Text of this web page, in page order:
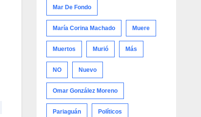
Mar De Fondo
María Corina Machado Muere
Muertos Murió Más
NO Nuevo
Omar González Moreno
Pariaguán Políticos